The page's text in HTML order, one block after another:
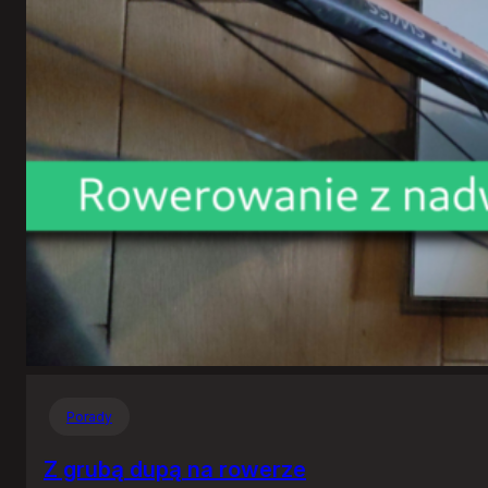
Porady
Z grubą dupą na rowerze